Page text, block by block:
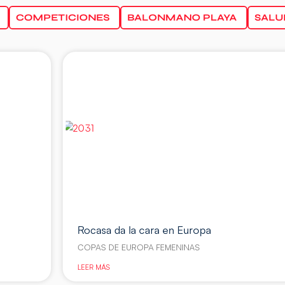
COMPETICIONES BALONMANO PLAYA
Rocasa da la cara en Europa
COPAS DE EUROPA FEMENINAS
LEER MÁS